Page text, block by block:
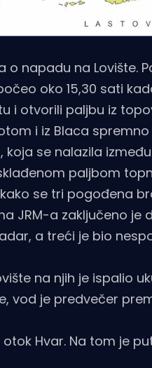
napadu na Lovište.
oko 15,30 sati
i otvorili paljbu iz
i iz Blaca
se nalazila
paljbom
se tri pogođena
JRM-a zaključeno
a treći je bio
na njih je ispalio
vod je predvečer
Hvar. Na tom je